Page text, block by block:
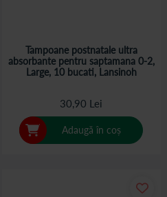
Tampoane postnatale ultra
absorbante pentru saptamana 0-2,
Large, 10 bucati, Lansinoh
30,90 Lei
Adaugă în coș